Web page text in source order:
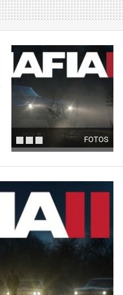
FOTOS